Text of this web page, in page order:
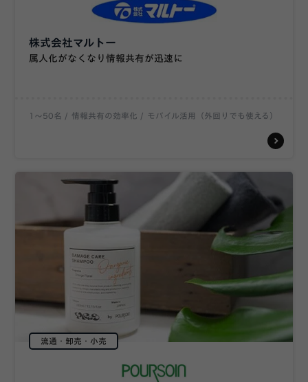
株式会社マルトー
属人化がなくなり情報共有が迅速に
1〜50名 情報共有の効率化 モバイル活用（外回りでも使える）
流通・卸売・小売